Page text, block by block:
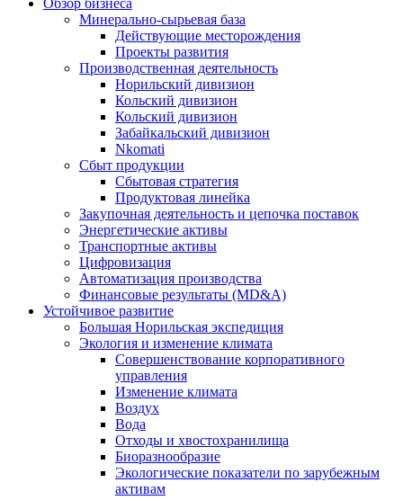
Обзор бизнеса
Минерально-сырьевая база
Действующие месторождения
Проекты развития
Производственная деятельность
Норильский дивизион
Кольский дивизион
Кольский дивизион
Забайкальский дивизион
Nkomati
Сбыт продукции
Сбытовая стратегия
Продуктовая линейка
Закупочная деятельность и цепочка поставок
Энергетические активы
Транспортные активы
Цифровизация
Автоматизация производства
Финансовые результаты (MD&A)
Устойчивое развитие
Большая Норильская экспедиция
Экология и изменение климата
Совершенствование корпоративного
управления
Изменение климата
Воздух
Вода
Отходы и хвостохранилища
Биоразнообразие
Экологические показатели по зарубежным
активам